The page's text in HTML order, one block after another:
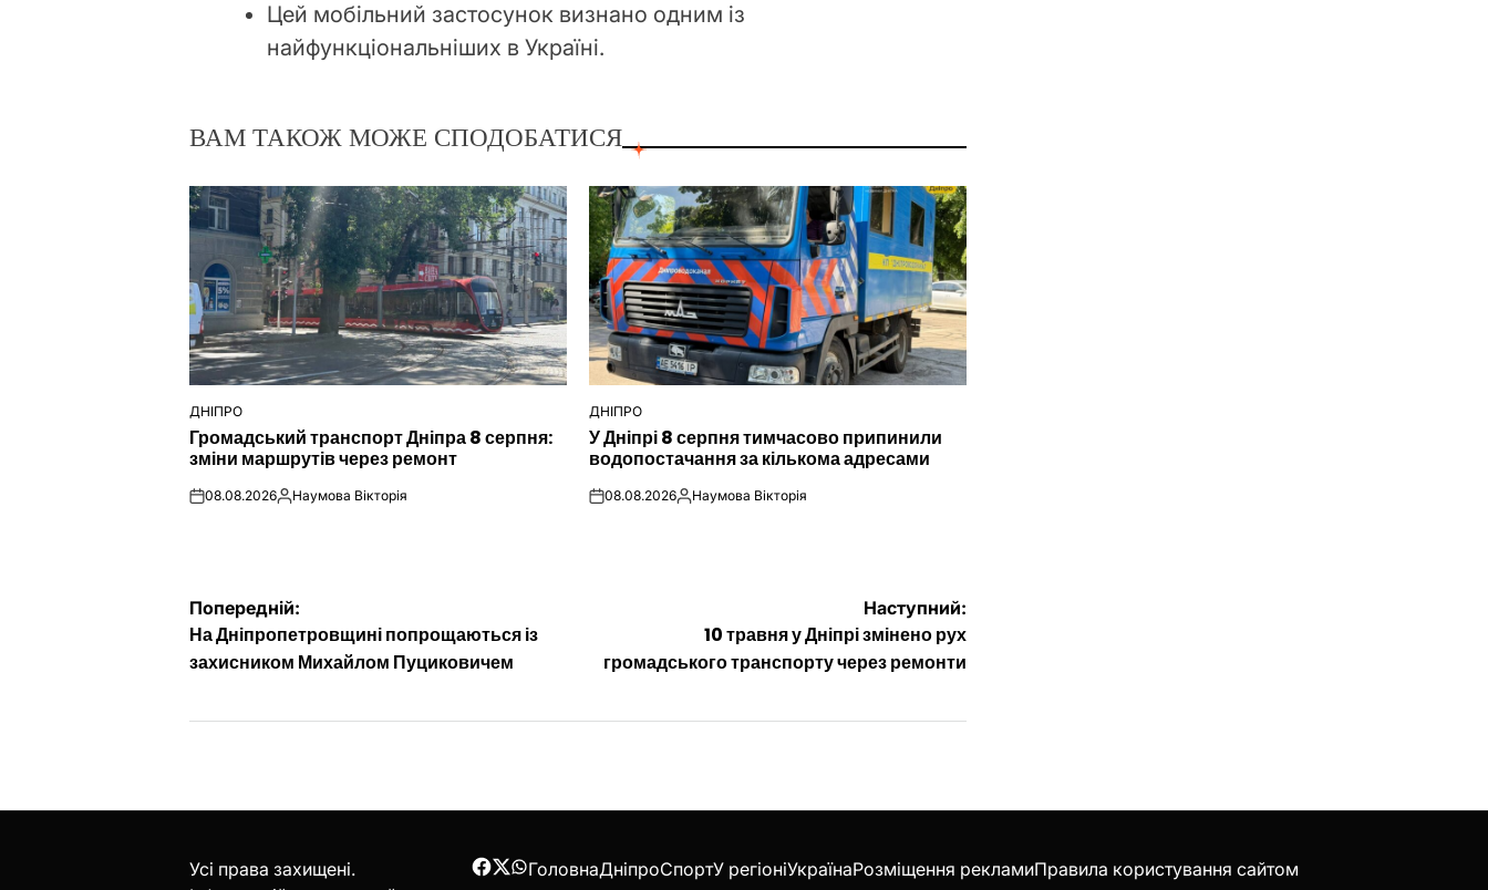
Цей мобільний застосунок визнано одним із
найфункціональніших в Україні.
ВАМ ТАКОЖ МОЖЕ СПОДОБАТИСЯ
ОПУБЛІКУВАТИ
ДНІПРО
Громадський транспорт Дніпра 8 серпня:
зміни маршрутів через ремонт
on08.08.2026Опубліковано
Наумова Вікторія
ОПУБЛІКУВАТИ
У
ДНІПРО
У Дніпрі 8 серпня тимчасово припинили
водопостачання за кількома адресами
on08.08.2026Опубліковано
Наумова Вікторія
Навігація
записів
Попередній:
На Дніпропетровщині попрощаються із
захисником Михайлом Пуциковичем
Наступний:
10 травня у Дніпрі змінено рух
громадського транспорту через ремонти
Усі права захищені.
Facebook
Twitter
WhatsApp
ГоловнаДніпроСпортУ регіоніУкраїнаРозміщення рекламиПравила користування сайтом